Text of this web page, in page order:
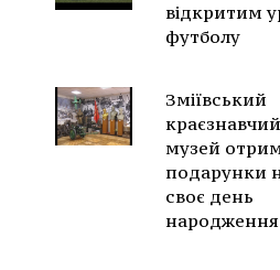
відкритим
футболу
Зміївський
краєзнавчий
музей
подарунки
своє день
народження